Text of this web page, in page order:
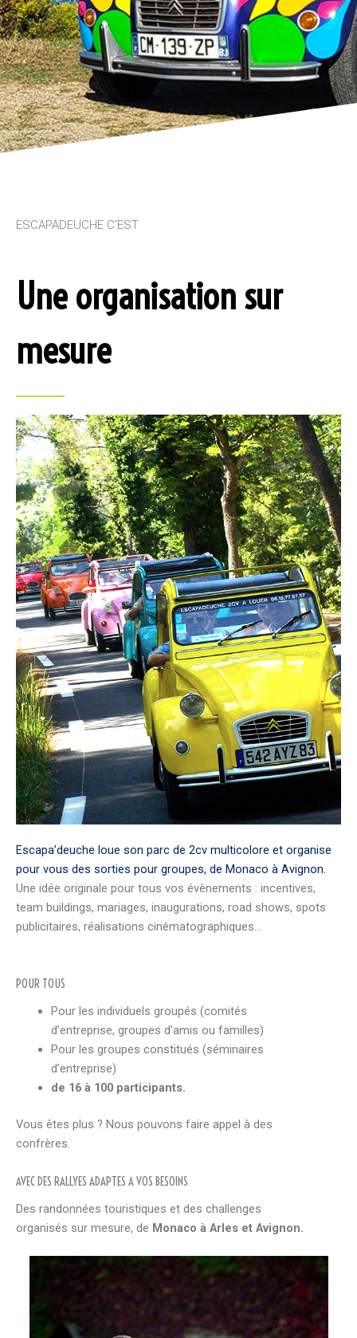
ESCAPADEUCHE C’EST
Une organisation sur
mesure
Escapa’deuche loue son parc de 2cv multicolore et organise
pour vous des sorties pour groupes, de Monaco à Avignon.
Une idée originale pour tous vos évènements : incentives,
team buildings, mariages, inaugurations, road shows, spots
publicitaires, réalisations cinématographiques…
POUR TOUS
Pour les individuels groupés (comités
d’entreprise, groupes d’amis ou familles)
Pour les groupes constitués (séminaires
d’entreprise)
de 16 à 100 participants.
Vous êtes plus ? Nous pouvons faire appel à des
confrères.
AVEC DES RALLYES ADAPTES A VOS BESOINS
Des randonnées touristiques et des challenges
organisés sur mesure, de Monaco à Arles et Avignon.